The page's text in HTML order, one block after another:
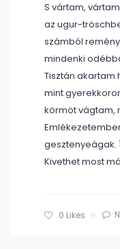
S vártam,
az ugur-
számból
mindenki
Tisztán akartam
mint
körmöt vágtam,
gesztenyeágak.
Kivethet most
0 Likes